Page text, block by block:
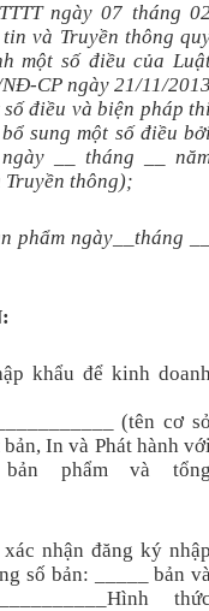
ngày 07 tháng
và Truyền thông
một số điều của
CPngày 21/11/
điều và biện pháp
sung một số điều
tháng
Truyền thông);
phẩm ngày tháng
khẩu để kinh
(tên cơ
In và Phát hành
phẩm và
nhận đăng ký
số bản:
bản
Hình